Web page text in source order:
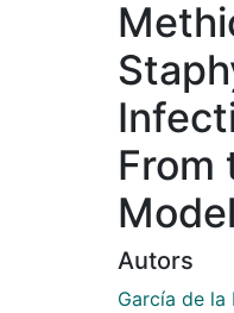
From
Model
Autors
García de la